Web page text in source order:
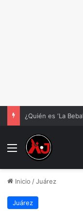
Menu
Inicio /Juárez
Juárez